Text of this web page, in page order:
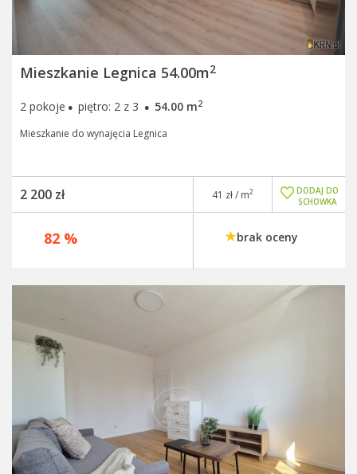
Mieszkanie Legnica 54.00m2
2 pokoje · piętro: 2 z 3 · 54.00 m2
Mieszkanie do wynajęcia Legnica
2 200 zł
DODAJ DO
SCHOWKA
41 zł / m2
82 % brak oceny